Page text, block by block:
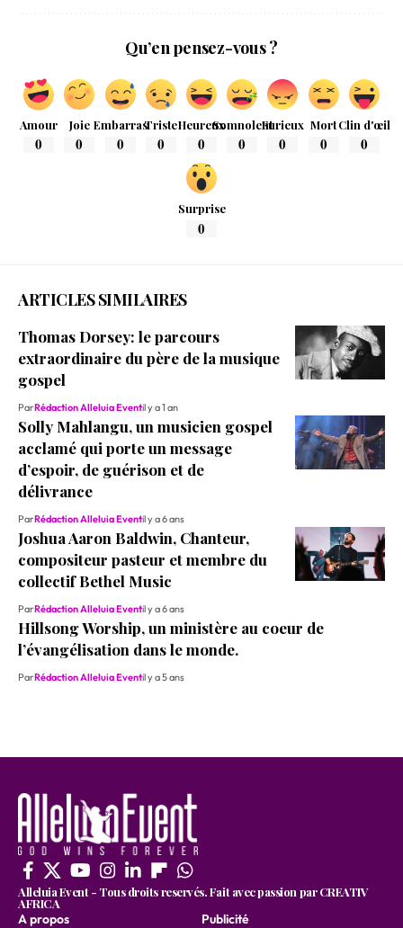
Qu’en pensez-vous ?
Amour
0
Joie
0
Embarras
0
Triste
0
Heureux
0
Somnolent
0
Furieux
0
Mort
0
Clin d'œil
0
Surprise
0
ARTICLES SIMILAIRES
Thomas Dorsey: le parcours
extraordinaire du père de la musique
gospel
ParRédaction Alleluia Eventil y a 1 an
Solly Mahlangu, un musicien gospel
acclamé qui porte un message
d’espoir, de guérison et de
délivrance
ParRédaction Alleluia Eventil y a 6 ans
Joshua Aaron Baldwin, Chanteur,
compositeur pasteur et membre du
collectif Bethel Music
ParRédaction Alleluia Eventil y a 6 ans
Hillsong Worship, un ministère au coeur de
l’évangélisation dans le monde.
ParRédaction Alleluia Eventil y a 5 ans
Alleluia Event - Tous droits reservés. Fait avec passion par CREATIV
AFRICA
A propos Publicité